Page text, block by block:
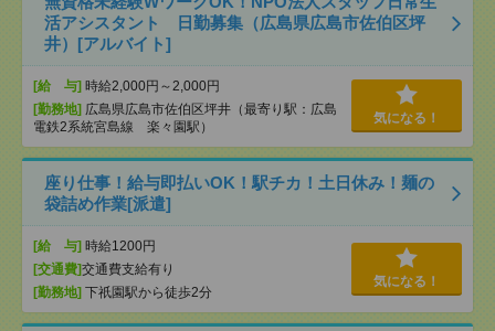
活アシスタント 日勤募集（広島県広島市佐伯区坪
井）[アルバイト]
[給 与] 時給2,000円～2,000円
[勤務地] 広島県広島市佐伯区坪井（最寄り駅：広島
電鉄2系統宮島線 楽々園駅）
気になる！
座り仕事！給与即払いOK！駅チカ！土日休み！麺の
袋詰め作業[派遣]
[給 与] 時給1200円
[交通費]交通費支給有り
[勤務地] 下祇園駅から徒歩2分
気になる！